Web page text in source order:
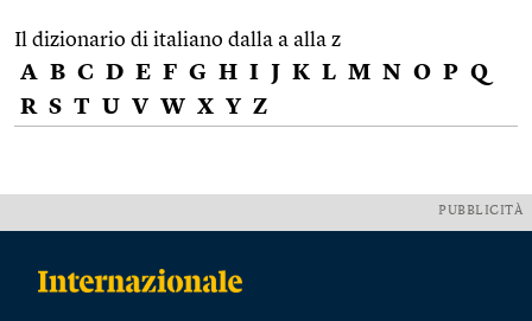
Il dizionario di italiano dalla a alla z
A B C D E F G H I J K L M N O P Q
R S T U V W X Y Z
PUBBLICITÀ